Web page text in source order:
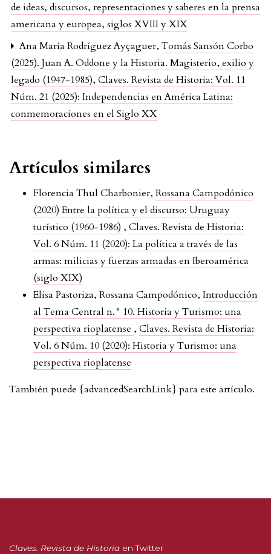
de ideas, discursos, representaciones y saberes en la prensa
americana y europea, siglos XVIII y XIX
Ana María Rodríguez Ayçaguer, Tomás Sansón Corbo
(2025). Juan A. Oddone y la Historia. Magisterio, exilio y
legado (1947-1985), Claves. Revista de Historia: Vol. 11
Núm. 21 (2025): Independencias en América Latina:
conmemoraciones en el Siglo XX
Artículos similares
Florencia Thul Charbonier, Rossana Campodónico
(2020) Entre la política y el discurso: Uruguay
turístico (1960-1986) , Claves. Revista de Historia:
Vol. 6 Núm. 11 (2020): La política a través de las
armas: milicias y fuerzas armadas en Iberoamérica
(siglo XIX)
Elisa Pastoriza, Rossana Campodónico, Introducción
al Tema Central n.° 10. Historia y Turismo: una
perspectiva rioplatense , Claves. Revista de Historia:
Vol. 6 Núm. 10 (2020): Historia y Turismo: una
perspectiva rioplatense
También puede {advancedSearchLink} para este artículo.
Claves. Revista de Historia en Twitter